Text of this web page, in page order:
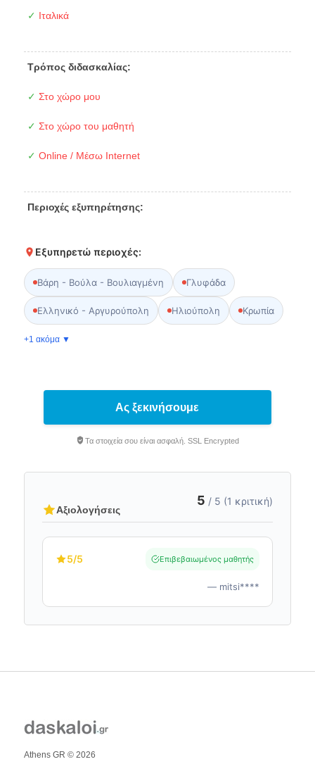
✓ Ιταλικά
Τρόπος διδασκαλίας:
✓ Στο χώρο μου
✓ Στο χώρο του μαθητή
✓ Online / Μέσω Internet
Περιοχές εξυπηρέτησης:
Εξυπηρετώ περιοχές:
Βάρη - Βούλα - Βουλιαγμένη Γλυφάδα
Ελληνικό - Αργυρούπολη Ηλιούπολη Κρωπία
+1 ακόμα ▼
Ας ξεκινήσουμε
Τα στοιχεία σου είναι ασφαλή. SSL Encrypted
Αξιολογήσεις
5 / 5 (1 κριτική)
5/5 Επιβεβαιωμένος μαθητής
— mitsi****
Athens GR © 2026